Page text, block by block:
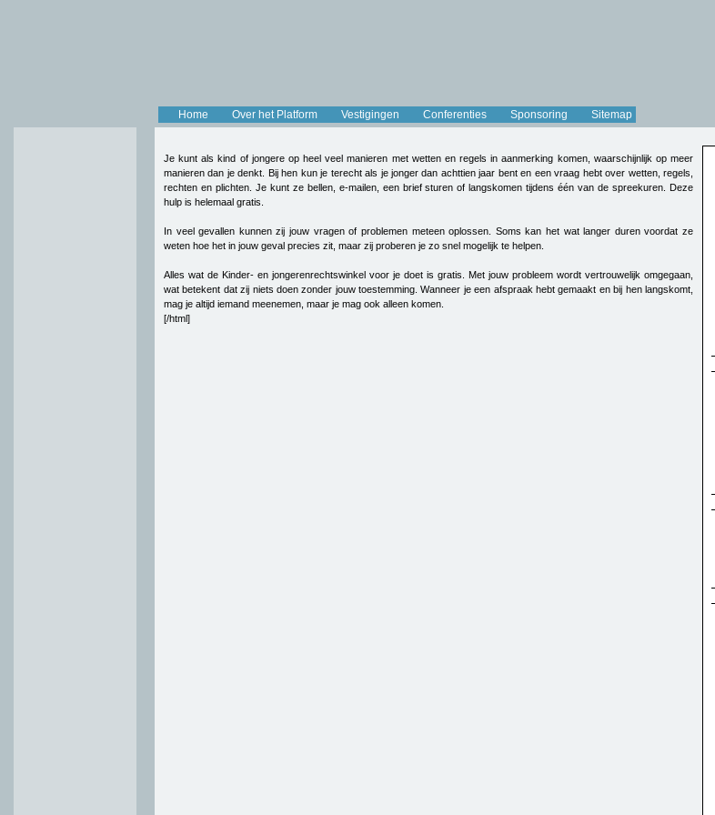
Home Over het Platform Vestigingen Conferenties Sponsoring Sitemap
Je kunt als kind of jongere op heel veel manieren met wetten en regels in aanmerking komen, waarschijnlijk op meer
manieren dan je denkt. Bij hen kun je terecht als je jonger dan achttien jaar bent en een vraag hebt over wetten, regels,
rechten en plichten. Je kunt ze bellen, e-mailen, een brief sturen of langskomen tijdens één van de spreekuren. Deze
hulp is helemaal gratis.
In veel gevallen kunnen zij jouw vragen of problemen meteen oplossen. Soms kan het wat langer duren voordat ze
weten hoe het in jouw geval precies zit, maar zij proberen je zo snel mogelijk te helpen.
Alles wat de Kinder- en jongerenrechtswinkel voor je doet is gratis. Met jouw probleem wordt vertrouwelijk omgegaan,
wat betekent dat zij niets doen zonder jouw toestemming. Wanneer je een afspraak hebt gemaakt en bij hen langskomt,
mag je altijd iemand meenemen, maar je mag ook alleen komen.
[/html]